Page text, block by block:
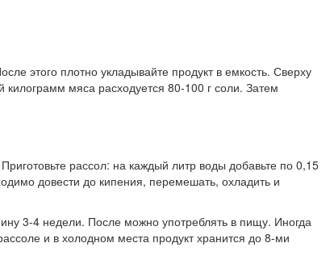
этого плотно укладывайте продукт в емкость. Сверху
мяса расходуется 80-100 г соли. Затем
рассол: на каждый литр воды добавьте по 0,15
довести до кипения, перемешать, охладить и
3-4 недели. После можно употреблять в пищу. Иногда
и в холодном места продукт хранится до 8-ми